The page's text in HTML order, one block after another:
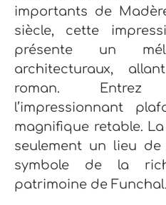
importants de
siècle, cette
présente un
architecturaux,
roman.
l’impressionnant
magnifique retable.
seulement un lieu
symbole de la
patrimoine de Funchal.